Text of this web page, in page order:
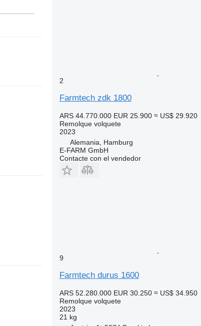
2
Farmtech zdk 1800
ARS 44.770.000 EUR 25.900 ≈ US$ 29.920
Remolque volquete
2023
Alemania, Hamburg
E-FARM GmbH
Contacte con el vendedor
9
Farmtech durus 1600
ARS 52.280.000 EUR 30.250 ≈ US$ 34.950
Remolque volquete
2023
21 kg